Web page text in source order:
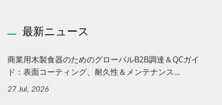
最新ニュース
商業用木製食器のためのグローバルB2B調達＆QCガイ
ド：表面コーティング、耐久性＆メンテナンス...
27 Jul, 2026